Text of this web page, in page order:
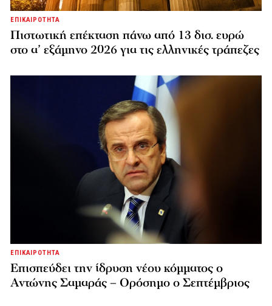
ΕΠΙΚΑΙΡΟΤΗΤΑ
Πιστωτική επέκταση πάνω από 13 δισ. ευρώ
στο α’ εξάμηνο 2026 για τις ελληνικές τράπεζες
ΕΠΙΚΑΙΡΟΤΗΤΑ
Επισπεύδει την ίδρυση νέου κόμματος o
Αντώνης Σαμαράς – Ορόσημο ο Σεπτέμβριος